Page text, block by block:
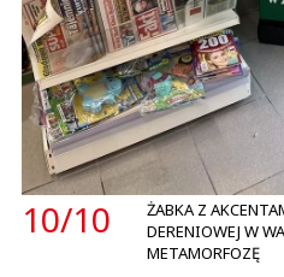
10/10
ŻABKA Z
DERENIOWEJ W
METAMORFOZĘ